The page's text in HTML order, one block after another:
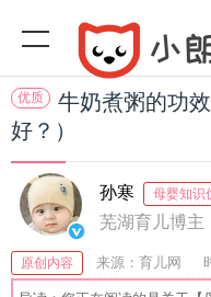
优质
牛奶煮粥的功
好？）
孙寒 母婴知识
芜湖育儿博主
原创内容 来源：育儿网